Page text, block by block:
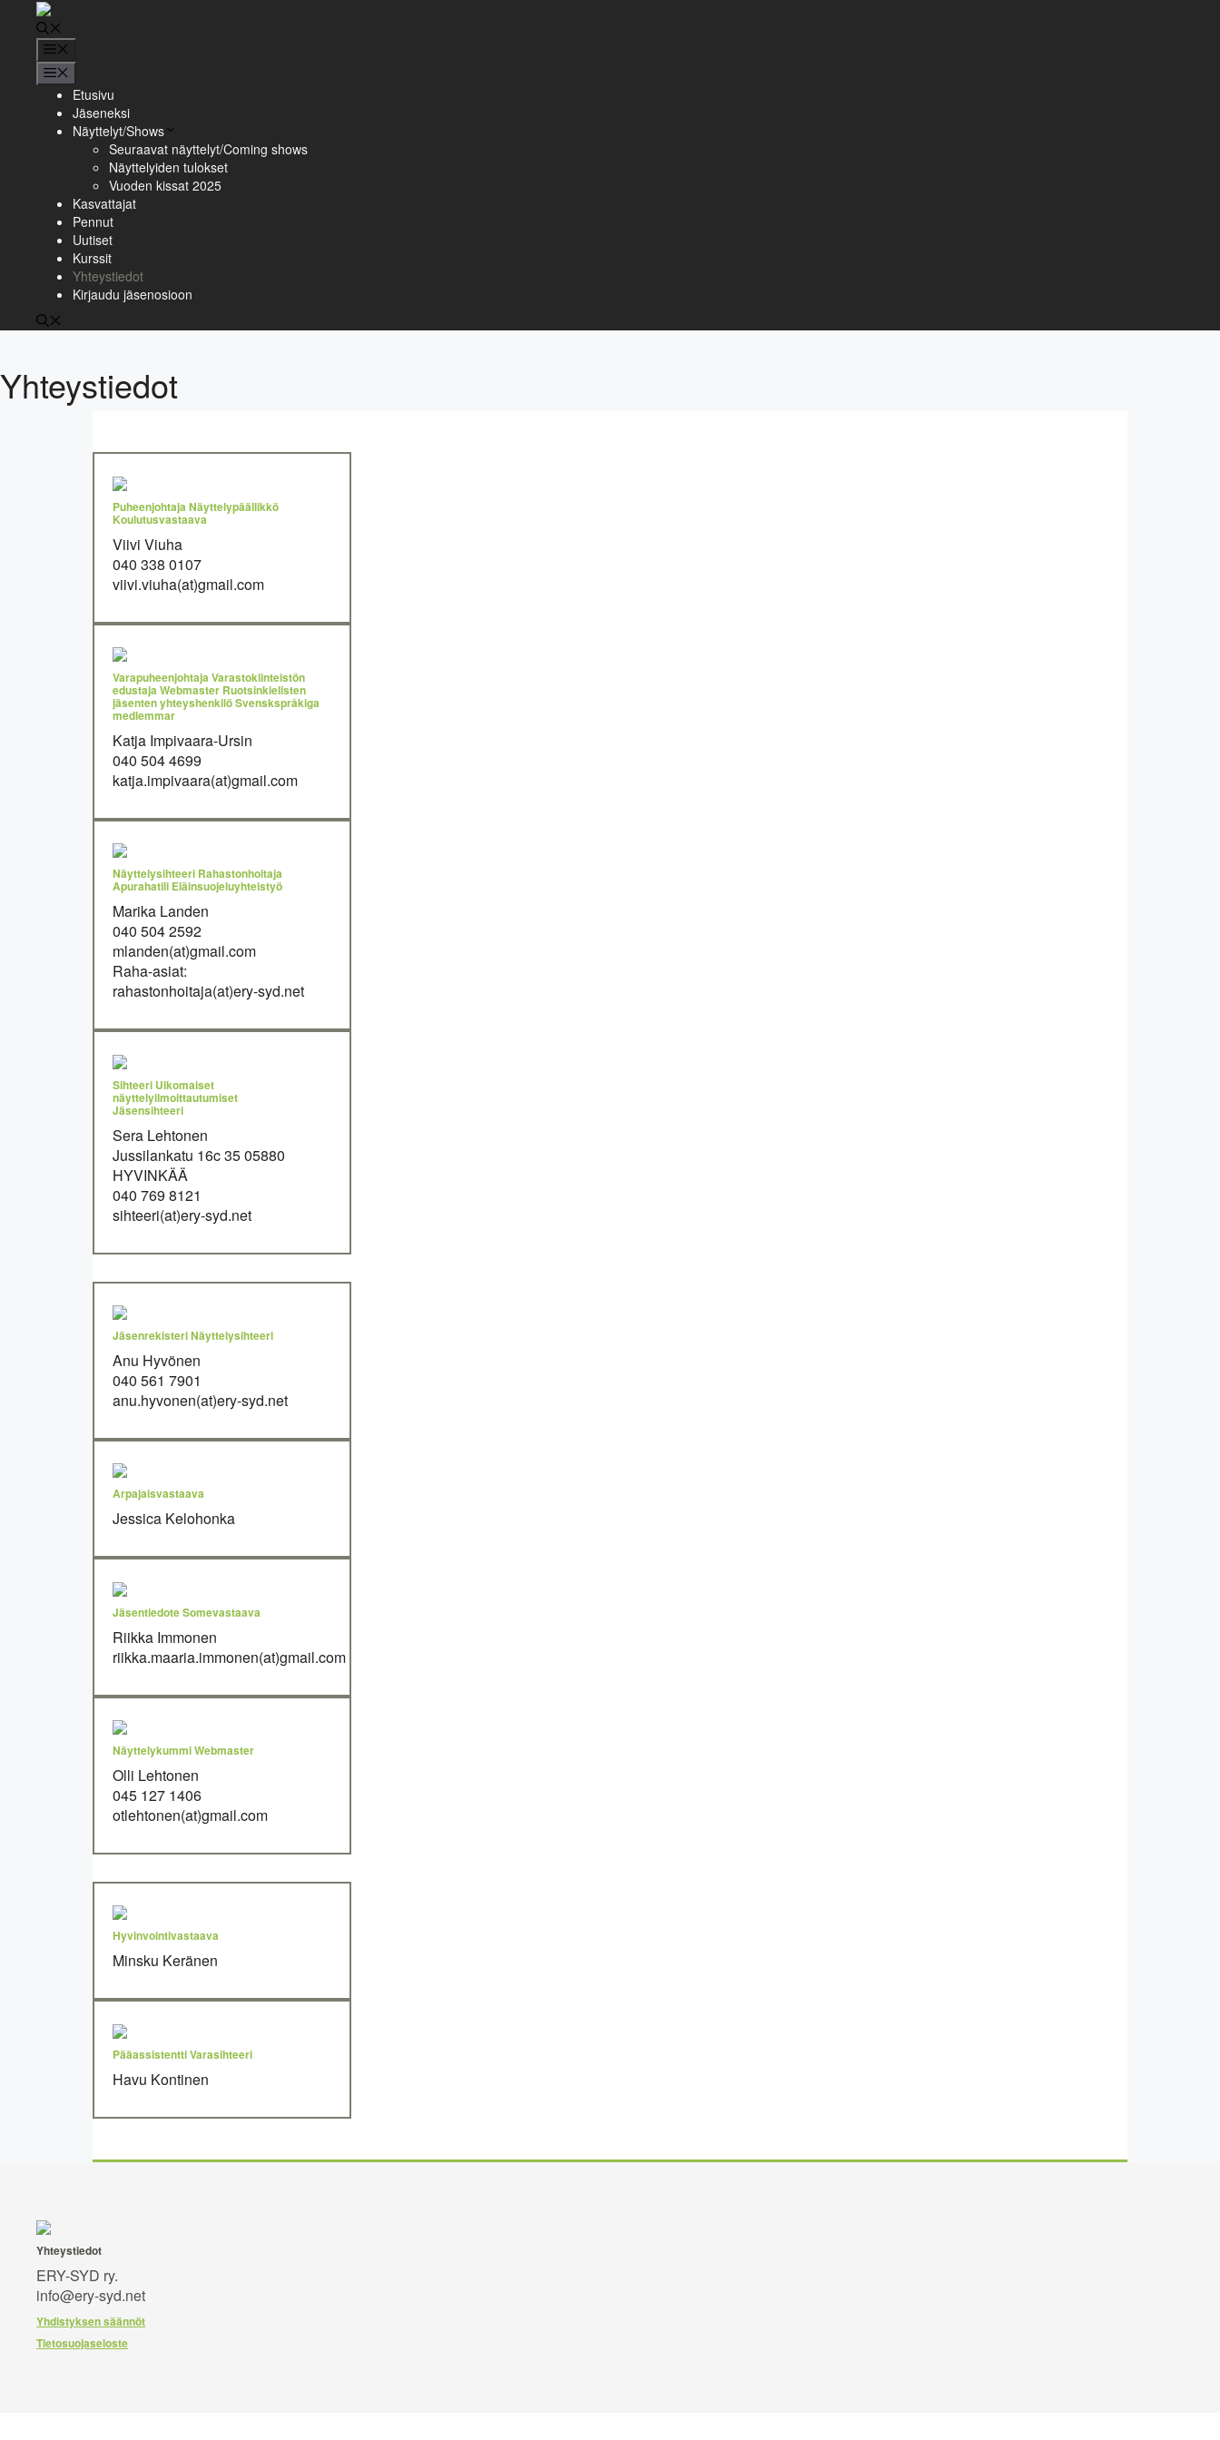
sisältöön
Etusivu
Jäseneksi
Näyttelyt/Shows
Seuraavat näyttelyt/Coming shows
Näyttelyiden tulokset
Vuoden kissat 2025
Kasvattajat
Pennut
Uutiset
Kurssit
Yhteystiedot
Kirjaudu jäsenosioon
Yhteystiedot
Puheenjohtaja Näyttelypäällikkö
Koulutusvastaava
Viivi Viuha
040 338 0107
viivi.viuha(at)gmail.com
Varapuheenjohtaja Varastokiinteistön
edustaja Webmaster Ruotsinkielisten
jäsenten yhteyshenkilö Svenskspråkiga
medlemmar
Katja Impivaara-Ursin
040 504 4699
katja.impivaara(at)gmail.com
Näyttelysihteeri Rahastonhoitaja
Apurahatili Eläinsuojeluyhteistyö
Marika Landen
040 504 2592
mlanden(at)gmail.com
Raha-asiat:
rahastonhoitaja(at)ery-syd.net
Sihteeri Ulkomaiset
näyttelyilmoittautumiset
Jäsensihteeri
Sera Lehtonen
Jussilankatu 16c 35 05880
HYVINKÄÄ
040 769 8121
sihteeri(at)ery-syd.net
Jäsenrekisteri Näyttelysihteeri
Anu Hyvönen
040 561 7901
anu.hyvonen(at)ery-syd.net
Arpajaisvastaava
Jessica Kelohonka
Jäsentiedote Somevastaava
Riikka Immonen
riikka.maaria.immonen(at)gmail.com
Näyttelykummi Webmaster
Olli Lehtonen
045 127 1406
otlehtonen(at)gmail.com
Hyvinvointivastaava
Minsku Keränen
PääassistenttiVarasihteeri
Havu Kontinen
Yhteystiedot
ERY-SYD ry.
info@ery-syd.net
Yhdistyksen säännöt
Tietosuojaseloste